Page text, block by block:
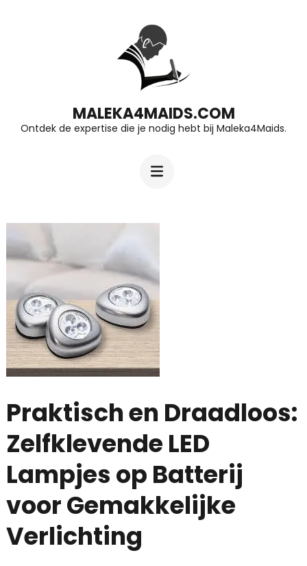
Enter)
MALEKA4MAIDS.COM
Ontdek de expertise die je nodig hebt bij Maleka4Maids.
Praktisch en Draadloos:
Zelfklevende LED
Lampjes op Batterij
voor Gemakkelijke
Verlichting